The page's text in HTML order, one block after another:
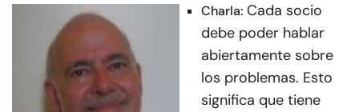
Charla: Cada socio
debe poder hablar
abiertamente sobre
los problemas. Esto
significa que tiene